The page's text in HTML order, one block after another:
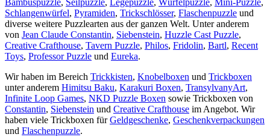
Bambuspuzzle, Seilpuzzle, Legepuzzle, Würfelpuzzle, Mini-Puzzle,
Schlangenwürfel, Pyramiden, Trickschlösser, Flaschenpuzzle und
diverse weitere Puzzlearten aus der ganzen Welt. Unter anderem
von Jean Claude Constantin, Siebenstein, Huzzle Cast Puzzle,
Creative Crafthouse, Tavern Puzzle, Philos, Fridolin, Bartl, Recent
Toys, Professor Puzzle und Eureka.
Wir haben im Bereich Trickkisten, Knobelboxen und Trickboxen
unter anderem Himitsu Baku, Karakuri Boxen, TransylvanyArt,
Infinite Loop Games, NKD Puzzle Boxen sowie Trickboxen von
Constantin, Siebenstein und Creative Crafthouse im Angebot. Wir
haben viele Trickboxen fürGeldgeschenke, Geschenkverpackungen
und Flaschenpuzzle.